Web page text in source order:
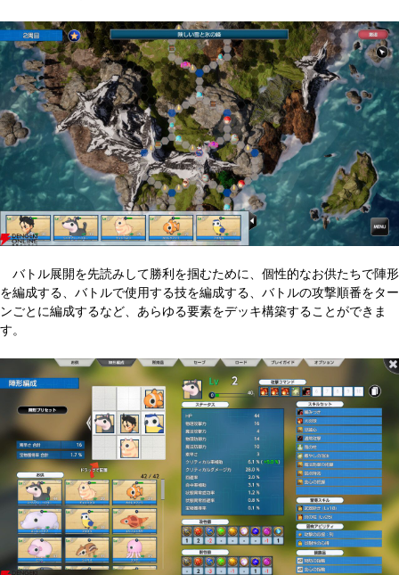
バトル展開を先読みして勝利を掴むために、個性的なお供たちで陣形
を編成する、バトルで使用する技を編成する、バトルの攻撃順番をター
ンごとに編成するなど、あらゆる要素をデッキ構築することができま
す。